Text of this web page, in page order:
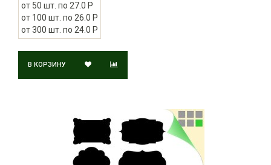
от 50 шт. по 27.0 Р
от 100 шт. по 26.0 Р
от 300 шт. по 24.0 Р
В КОРЗИНУ